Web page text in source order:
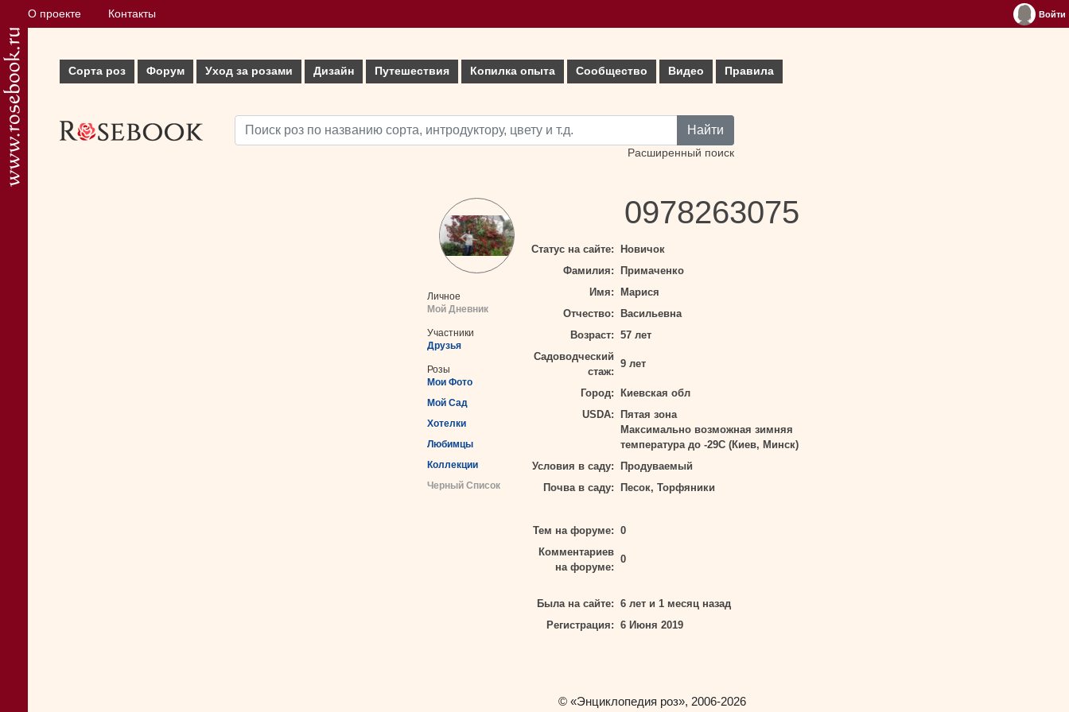
О проекте Контакты Войти
Сорта роз Форум Уход за розами Дизайн Путешествия Копилка опыта Сообщество Видео Правила
Найти
Расширенный поиск
Личное
Мой Дневник
Участники
Друзья
Розы
Мои Фото
Мой Сад
Хотелки
Любимцы
Коллекции
Черный Список
0978263075
Статус на сайте:
Новичок
Фамилия:
Примаченко
Имя:
Марися
Отчество:
Васильевна
Возраст: 57 лет
Садоводческий
стаж:
9 лет
Город:
Киевская обл
USDA:
Пятая зона
Максимально возможная зимняя
температура до -29С (Киев, Минск)
Условия в саду:
Продуваемый
Почва в саду:
Песок, Торфяники
Тем на форуме: 0
Комментариев
на форуме:
0
Была на сайте: 6 лет и 1 месяц назад
Регистрация: 6 Июня 2019
© «Энциклопедия роз», 2006-2026